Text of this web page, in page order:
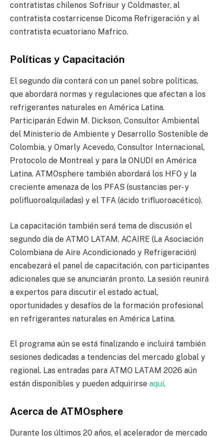
contratistas chilenos Sofrisur y Coldmaster, al
contratista costarricense Dicoma Refrigeración y al
contratista ecuatoriano Mafrico.
Políticas y Capacitación
El segundo día contará con un panel sobre políticas,
que abordará normas y regulaciones que afectan a los
refrigerantes naturales en América Latina.
Participarán Edwin M. Dickson, Consultor Ambiental
del Ministerio de Ambiente y Desarrollo Sostenible de
Colombia, y Omarly Acevedo, Consultor Internacional,
Protocolo de Montreal y para la ONUDI en América
Latina. ATMOsphere también abordará los HFO y la
creciente amenaza de los PFAS (sustancias per- y
polifluoroalquiladas) y el TFA (ácido trifluoroacético).
La capacitación también será tema de discusión el
segundo día de ATMO LATAM. ACAIRE (La Asociación
Colombiana de Aire Acondicionado y Refrigeración)
encabezará el panel de capacitación, con participantes
adicionales que se anunciarán pronto. La sesión reunirá
a expertos para discutir el estado actual,
oportunidades y desafíos de la formación profesional
en refrigerantes naturales en América Latina.
El programa aún se está finalizando e incluirá también
sesiones dedicadas a tendencias del mercado global y
regional. Las entradas para ATMO LATAM 2026 aún
están disponibles y pueden adquirirse aquí.
Acerca de ATMOsphere
Durante los últimos 20 años, el acelerador de mercado